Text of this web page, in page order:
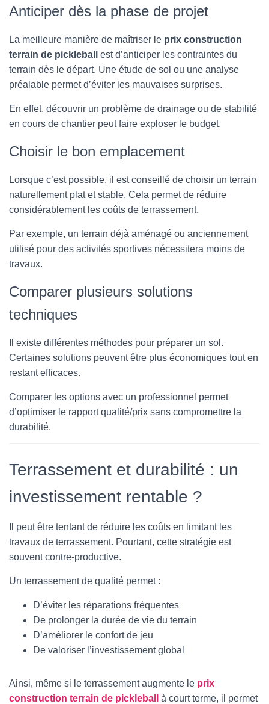
Anticiper dès la phase de projet
La meilleure manière de maîtriser le prix construction
terrain de pickleball
est d’anticiper les contraintes du
terrain dès le départ. Une étude de sol ou une analyse
préalable permet d’éviter les mauvaises surprises.
En effet, découvrir un problème de drainage ou de stabilité
en cours de chantier peut faire exploser le budget.
Choisir le bon emplacement
Lorsque c’est possible, il est conseillé de choisir un terrain
naturellement plat et stable. Cela permet de réduire
considérablement les coûts de terrassement.
Par exemple, un terrain déjà aménagé ou anciennement
utilisé pour des activités sportives nécessitera moins de
travaux.
Comparer plusieurs solutions
techniques
Il existe différentes méthodes pour préparer un sol.
Certaines solutions peuvent être plus économiques tout en
restant efficaces.
Comparer les options avec un professionnel permet
d’optimiser le rapport qualité/prix sans compromettre la
durabilité.
Terrassement et durabilité : un
investissement rentable ?
Il peut être tentant de réduire les coûts en limitant les
travaux de terrassement. Pourtant, cette stratégie est
souvent contre-productive.
Un terrassement de qualité permet :
D’éviter les réparations fréquentes
De prolonger la durée de vie du terrain
D’améliorer le confort de jeu
De valoriser l’investissement global
Ainsi, même si le terrassement augmente le prix
construction terrain de pickleball
à court terme, il permet